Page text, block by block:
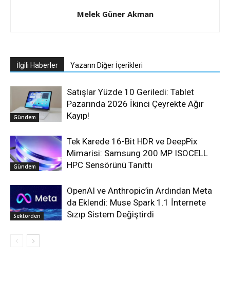
Melek Güner Akman
İlgili Haberler Yazarın Diğer İçerikleri
Gündem
Satışlar Yüzde 10 Geriledi: Tablet
Pazarında 2026 İkinci Çeyrekte Ağır
Kayıp!
Gündem
Tek Karede 16-Bit HDR ve DeepPix
Mimarisi: Samsung 200 MP ISOCELL
HPC Sensörünü Tanıttı
Sektörden
OpenAI ve Anthropic’in Ardından Meta
da Eklendi: Muse Spark 1.1 İnternete
Sızıp Sistem Değiştirdi